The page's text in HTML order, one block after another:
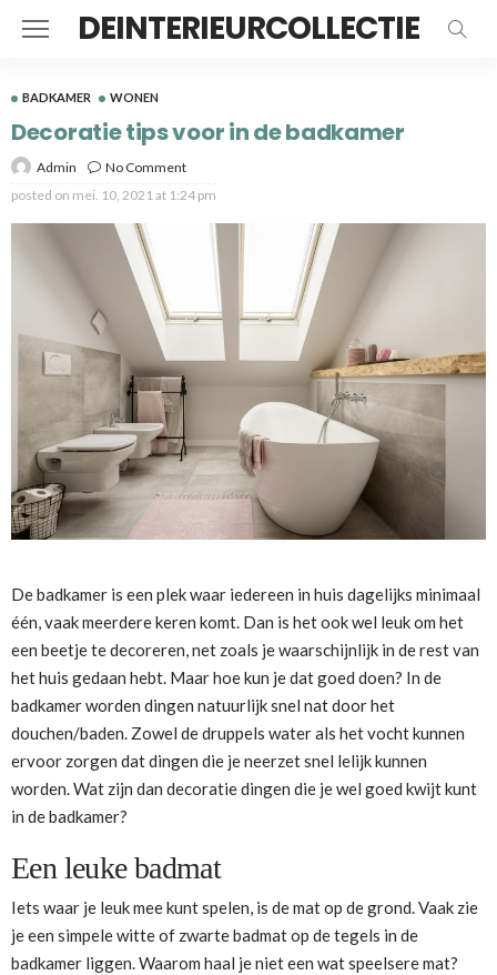
DEINTERIEURCOLLECTIE
BADKAMER WONEN
Decoratie tips voor in de badkamer
Admin
No Comment
posted on mei. 10, 2021 at 1:24 pm
De badkamer is een plek waar iedereen in huis dagelijks minimaal
één, vaak meerdere keren komt. Dan is het ook wel leuk om het
een beetje te decoreren, net zoals je waarschijnlijk in de rest van
het huis gedaan hebt. Maar hoe kun je dat goed doen? In de
badkamer worden dingen natuurlijk snel nat door het
douchen/baden. Zowel de druppels water als het vocht kunnen
ervoor zorgen dat dingen die je neerzet snel lelijk kunnen
worden. Wat zijn dan decoratie dingen die je wel goed kwijt kunt
in de badkamer?
Een leuke badmat
Iets waar je leuk mee kunt spelen, is de mat op de grond. Vaak zie
je een simpele witte of zwarte badmat op de tegels in de
badkamer liggen. Waarom haal je niet een wat speelsere mat?